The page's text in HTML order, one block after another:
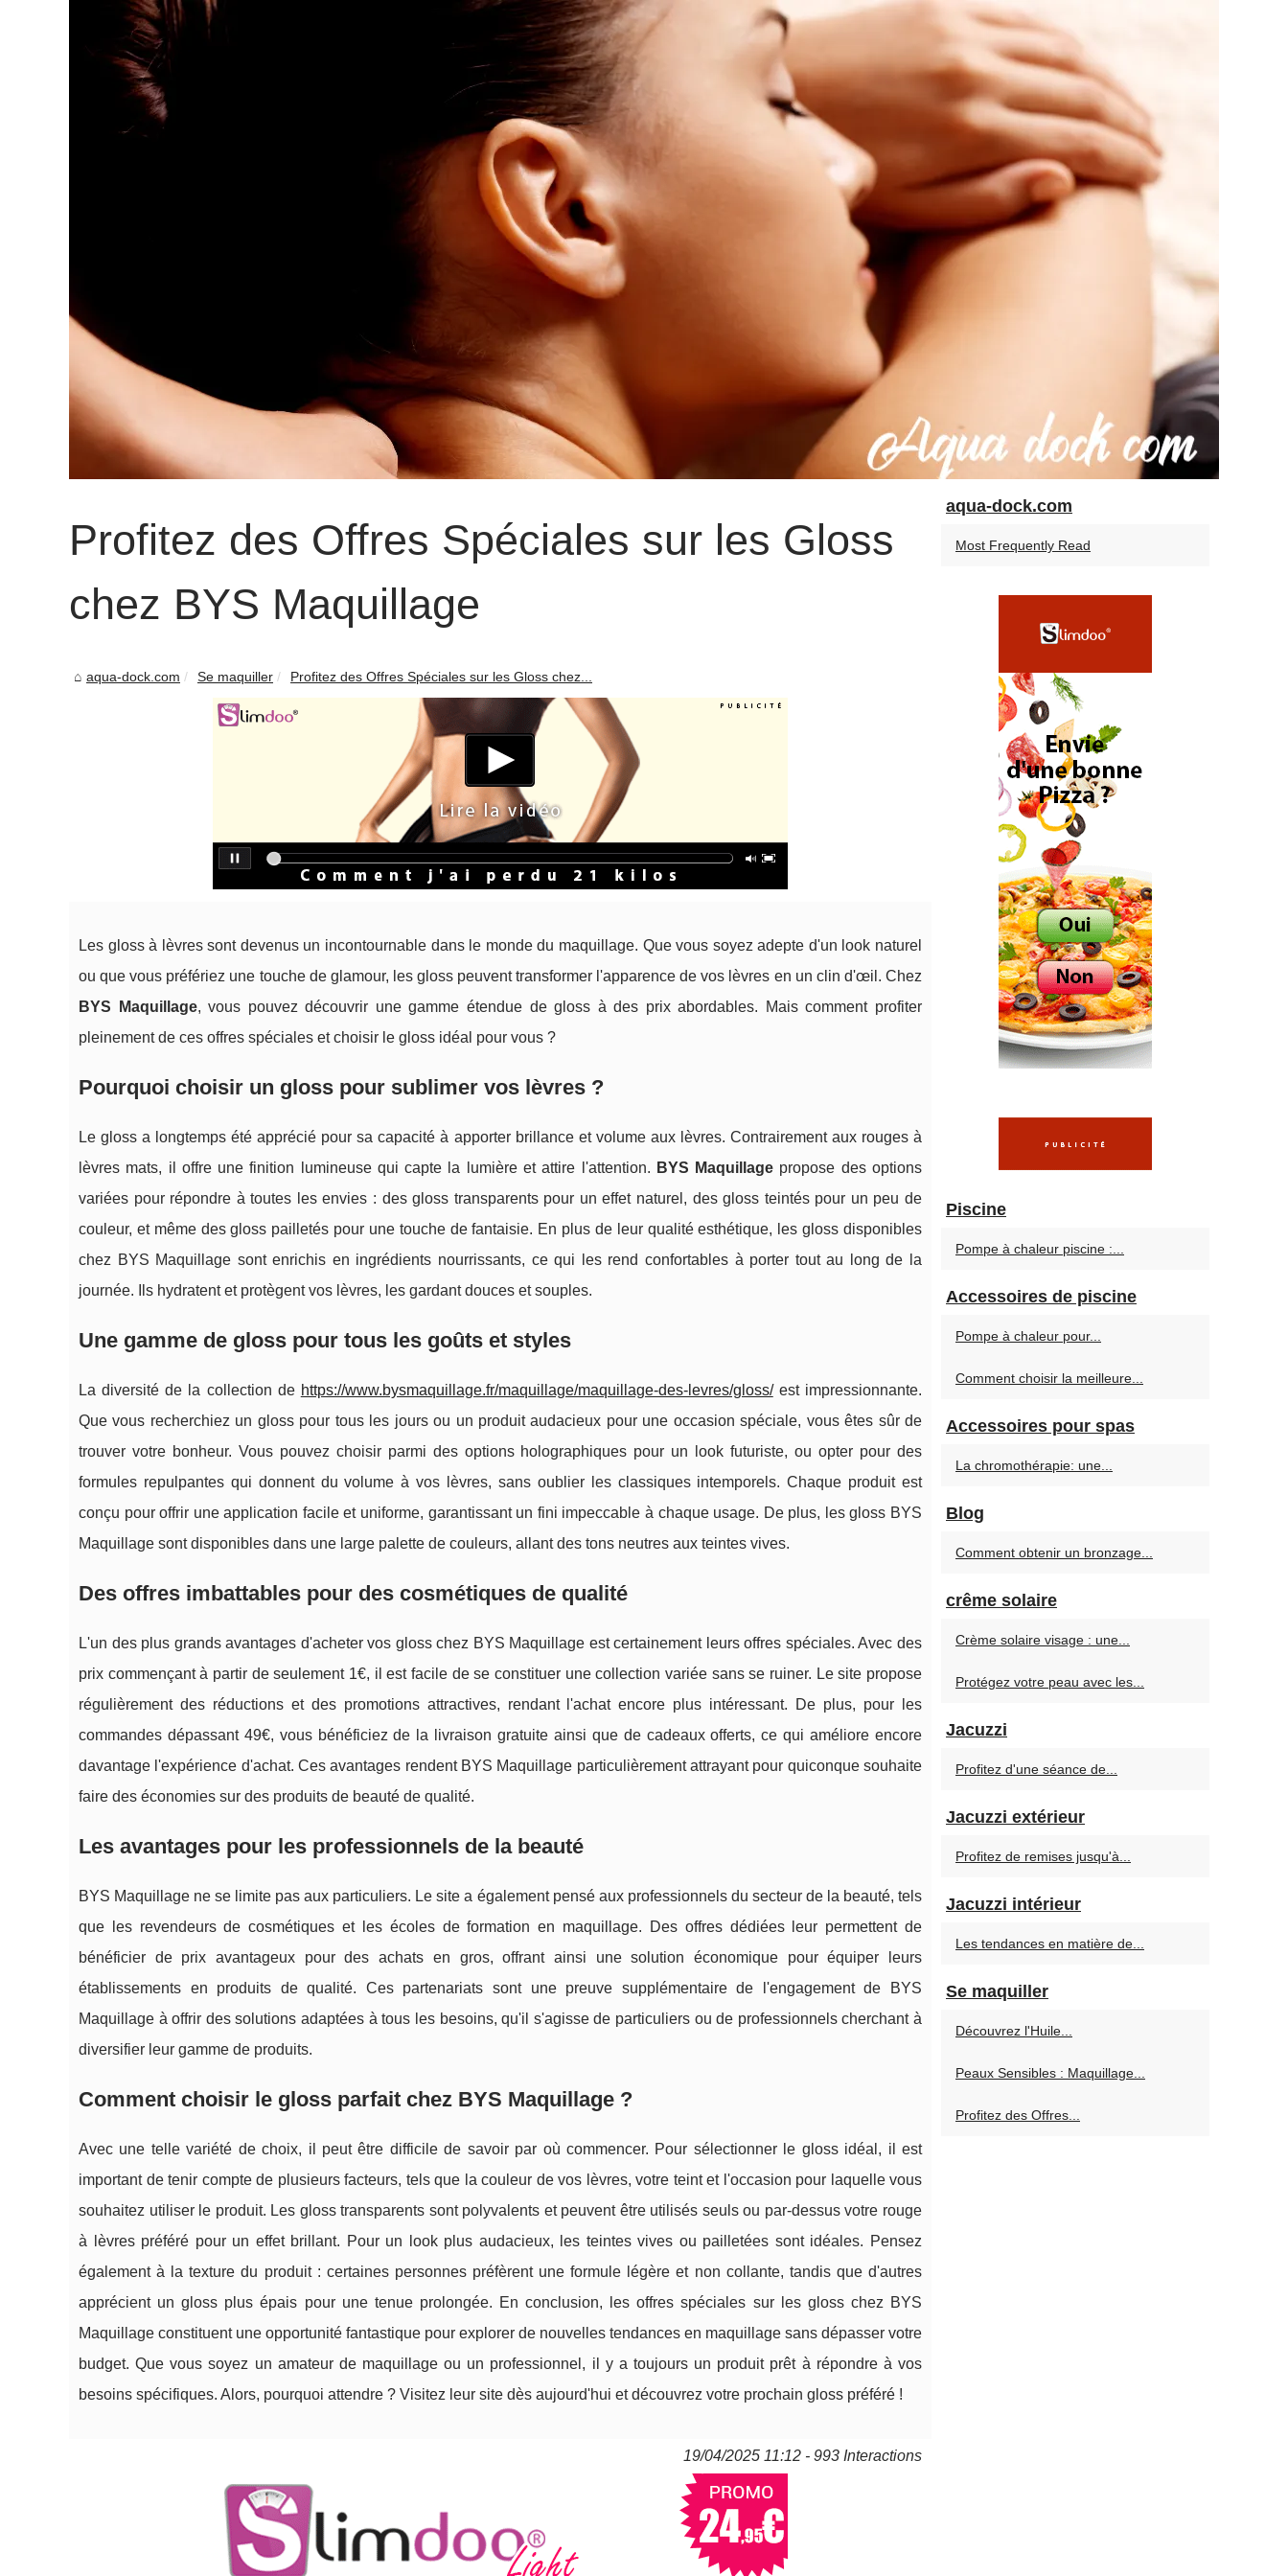
Profitez des Offres Spéciales sur les Gloss
chez BYS Maquillage
aqua-dock.com Se maquiller Profitez des Offres Spéciales sur les Gloss chez...
Les gloss à lèvres sont devenus un incontournable dans le monde du maquillage. Que vous soyez adepte d'un look naturel
ou que vous préfériez une touche de glamour, les gloss peuvent transformer l'apparence de vos lèvres en un clin d'œil. Chez
BYS Maquillage, vous pouvez découvrir une gamme étendue de gloss à des prix abordables. Mais comment profiter
pleinement de ces offres spéciales et choisir le gloss idéal pour vous ?
Pourquoi choisir un gloss pour sublimer vos lèvres ?
Le gloss a longtemps été apprécié pour sa capacité à apporter brillance et volume aux lèvres. Contrairement aux rouges à
lèvres mats, il offre une finition lumineuse qui capte la lumière et attire l'attention. BYS Maquillage propose des options
variées pour répondre à toutes les envies : des gloss transparents pour un effet naturel, des gloss teintés pour un peu de
couleur, et même des gloss pailletés pour une touche de fantaisie. En plus de leur qualité esthétique, les gloss disponibles
chez BYS Maquillage sont enrichis en ingrédients nourrissants, ce qui les rend confortables à porter tout au long de la
journée. Ils hydratent et protègent vos lèvres, les gardant douces et souples.
Une gamme de gloss pour tous les goûts et styles
La diversité de la collection de https://www.bysmaquillage.fr/maquillage/maquillage-des-levres/gloss/est impressionnante.
Que vous recherchiez un gloss pour tous les jours ou un produit audacieux pour une occasion spéciale, vous êtes sûr de
trouver votre bonheur. Vous pouvez choisir parmi des options holographiques pour un look futuriste, ou opter pour des
formules repulpantes qui donnent du volume à vos lèvres, sans oublier les classiques intemporels. Chaque produit est
conçu pour offrir une application facile et uniforme, garantissant un fini impeccable à chaque usage. De plus, les gloss BYS
Maquillage sont disponibles dans une large palette de couleurs, allant des tons neutres aux teintes vives.
Des offres imbattables pour des cosmétiques de qualité
L'un des plus grands avantages d'acheter vos gloss chez BYS Maquillage est certainement leurs offres spéciales. Avec des
prix commençant à partir de seulement 1€, il est facile de se constituer une collection variée sans se ruiner. Le site propose
régulièrement des réductions et des promotions attractives, rendant l'achat encore plus intéressant. De plus, pour les
commandes dépassant 49€, vous bénéficiez de la livraison gratuite ainsi que de cadeaux offerts, ce qui améliore encore
davantage l'expérience d'achat. Ces avantages rendent BYS Maquillage particulièrement attrayant pour quiconque souhaite
faire des économies sur des produits de beauté de qualité.
Les avantages pour les professionnels de la beauté
BYS Maquillage ne se limite pas aux particuliers. Le site a également pensé aux professionnels du secteur de la beauté, tels
que les revendeurs de cosmétiques et les écoles de formation en maquillage. Des offres dédiées leur permettent de
bénéficier de prix avantageux pour des achats en gros, offrant ainsi une solution économique pour équiper leurs
établissements en produits de qualité. Ces partenariats sont une preuve supplémentaire de l'engagement de BYS
Maquillage à offrir des solutions adaptées à tous les besoins, qu'il s'agisse de particuliers ou de professionnels cherchant à
diversifier leur gamme de produits.
Comment choisir le gloss parfait chez BYS Maquillage ?
Avec une telle variété de choix, il peut être difficile de savoir par où commencer. Pour sélectionner le gloss idéal, il est
important de tenir compte de plusieurs facteurs, tels que la couleur de vos lèvres, votre teint et l'occasion pour laquelle vous
souhaitez utiliser le produit. Les gloss transparents sont polyvalents et peuvent être utilisés seuls ou par-dessus votre rouge
à lèvres préféré pour un effet brillant. Pour un look plus audacieux, les teintes vives ou pailletées sont idéales. Pensez
également à la texture du produit : certaines personnes préfèrent une formule légère et non collante, tandis que d'autres
apprécient un gloss plus épais pour une tenue prolongée. En conclusion, les offres spéciales sur les gloss chez BYS
Maquillage constituent une opportunité fantastique pour explorer de nouvelles tendances en maquillage sans dépasser votre
budget. Que vous soyez un amateur de maquillage ou un professionnel, il y a toujours un produit prêt à répondre à vos
besoins spécifiques. Alors, pourquoi attendre ? Visitez leur site dès aujourd'hui et découvrez votre prochain gloss préféré !
19/04/2025 11:12 - 993 Interactions
aqua-dock.com
Most Frequently Read
Piscine
Pompe à chaleur piscine :...
Accessoires de piscine
Pompe à chaleur pour...
Comment choisir la meilleure...
Accessoires pour spas
La chromothérapie: une...
Blog
Comment obtenir un bronzage...
crême solaire
Crème solaire visage : une...
Protégez votre peau avec les...
Jacuzzi
Profitez d'une séance de...
Jacuzzi extérieur
Profitez de remises jusqu'à...
Jacuzzi intérieur
Les tendances en matière de...
Se maquiller
Découvrez l'Huile...
Peaux Sensibles : Maquillage...
Profitez des Offres...